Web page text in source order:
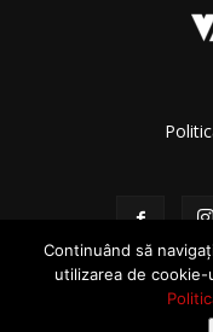
Continuând să
utilizarea de